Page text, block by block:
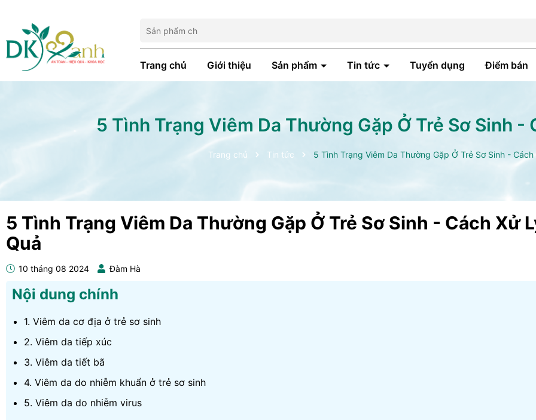
Trang chủ Giới thiệu Sản phẩm Tin tức Tuyển dụng Điểm bán
5 Tình Trạng Viêm Da Thường Gặp Ở Trẻ Sơ Sinh -
Trang chủ Tin tức 5 Tình Trạng Viêm Da Thường Gặp Ở Trẻ Sơ Sinh - Cách
5 Tình Trạng Viêm Da Thường Gặp Ở Trẻ Sơ Sinh - Cách Xử
Quả
10 tháng 08 2024 Đàm Hà
Nội dung chính
1. Viêm da cơ địa ở trẻ sơ sinh
2. Viêm da tiếp xúc
3. Viêm da tiết bã
4. Viêm da do nhiễm khuẩn ở trẻ sơ sinh
5. Viêm da do nhiễm virus